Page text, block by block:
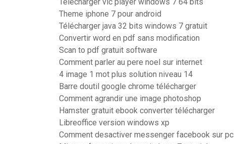
Theme iphone 7 pour android
Télécharger java 32 bits windows 7 gratuit
Convertir word en pdf sans modification
Scan to pdf gratuit software
Comment parler au pere noel sur internet
4 image 1 mot plus solution niveau 14
Barre doutil google chrome télécharger
Comment agrandir une image photoshop
Hamster gratuit ebook converter télécharger
Libreoffice version windows xp
Comment desactiver messenger facebook sur pc